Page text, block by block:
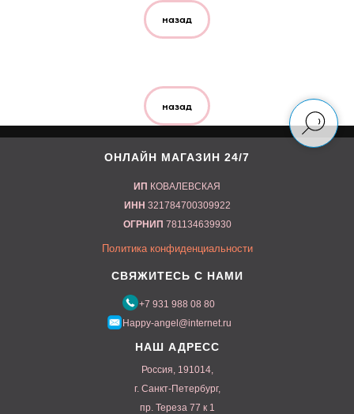
назад
назад
ОНЛАЙН МАГАЗИН 24/7
ИП КОВАЛЕВСКАЯ
ИНН 321784700309922
ОГРНИП 781134639930
Политика конфиденциальности
+7 931 988 08 80
Happy-angel@internet.ru
СВЯЖИТЕСЬ С НАМИ
НАШ АДРЕСС
Россия, 191014,
г. Санкт-Петербург,
пр. Тереза 77 к 1